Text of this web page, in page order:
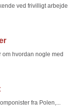
ved frivilligt arbejde
om hvordan nogle med
fra Polen,...